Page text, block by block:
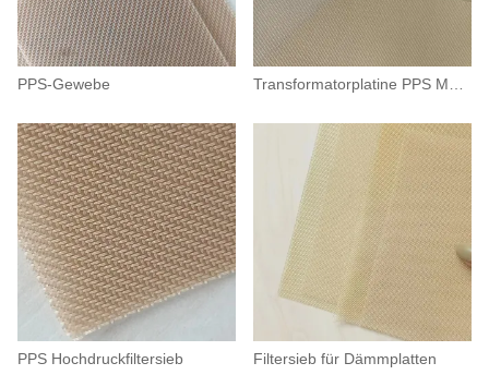
PPS-Gewebe
PPS Hochdruckfiltersieb Filtersieb für Dämmplatten